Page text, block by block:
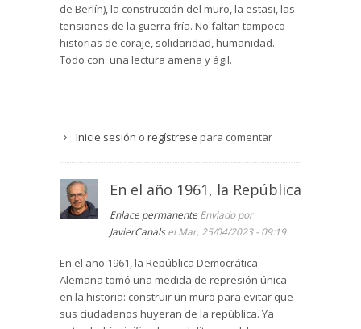
de Berlín), la construcción del muro, la estasi, las
tensiones de la guerra fría. No faltan tampoco
historias de coraje, solidaridad, humanidad.
Todo con una lectura amena y ágil.
Inicie sesión o regístrese para comentar
En el año 1961, la República
Enlace permanente Enviado por
JavierCanalsel Mar, 25/04/2023 - 09:19
En el año 1961, la República Democrática
Alemana tomó una medida de represión única
en la historia: construir un muro para evitar que
sus ciudadanos huyeran de la república. Ya